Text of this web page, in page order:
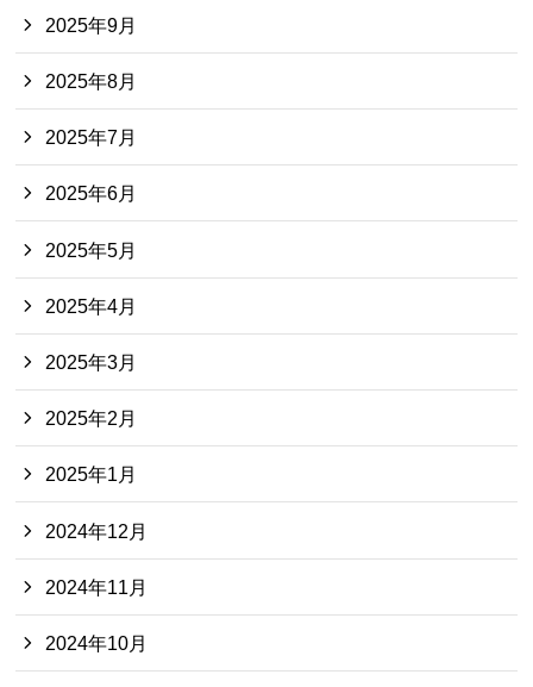
2025年9月
2025年8月
2025年7月
2025年6月
2025年5月
2025年4月
2025年3月
2025年2月
2025年1月
2024年12月
2024年11月
2024年10月